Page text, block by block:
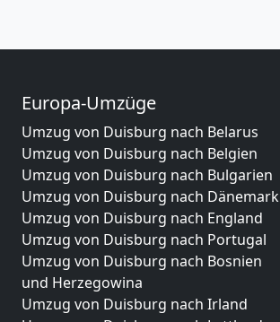
Europa-Umzüge
Umzug von Duisburg nach Belarus
Umzug von Duisburg nach Belgien
Umzug von Duisburg nach Bulgarien
Umzug von Duisburg nach Dänemark
Umzug von Duisburg nach England
Umzug von Duisburg nach Portugal
Umzug von Duisburg nach Bosnien
und Herzegowina
Umzug von Duisburg nach Irland